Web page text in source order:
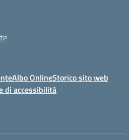
Albo OnlineStorico sito web
di accessibilità